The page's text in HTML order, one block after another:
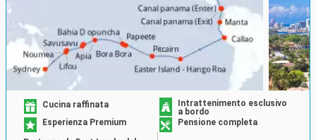
Cucina raffinata
Intrattenimento esclusivo
a bordo
Esperienza Premium
Pensione completa